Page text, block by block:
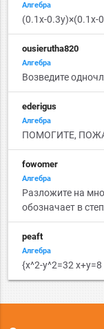
Алгебра
(0.1x-0.3y)×(0.1x-
ousierutha820
Алгебра
Возведите
ederigus
Алгебра
ПОМОГИТЕ,
fowomer
Алгебра
Разложите на
обозначает в
peaft
Алгебра
{х^2-у^2=32